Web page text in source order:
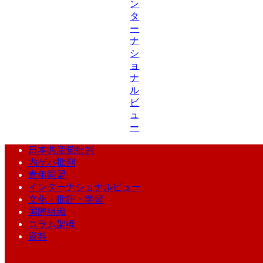
ン
タ
ー
ナ
シ
ョ
ナ
ル
ビ
ュ
ー
日本共産党批判
内ゲバ批判
青年同盟
インターナショナルビュー
文化・批評・学習
国際組織
コラム架橋
資料